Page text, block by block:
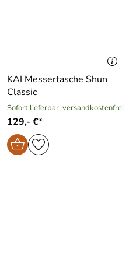
KAI Messertasche Shun
Classic
Sofort lieferbar, versandkostenfrei
129,- €*